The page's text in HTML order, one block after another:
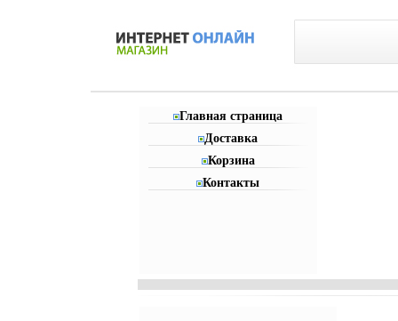
Главная страница
Доставка
Корзина
Контакты